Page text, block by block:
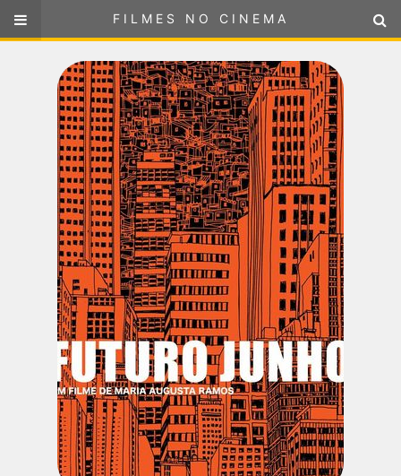
FILMES NO CINEMA
ou selecione sua localização
FILMES NO CINEMA
SELECIONE SUA LOCALIZAÇÃO
FILMES EM CARTAZ
PRÓXIMOS LANÇAMENTOS
GÊNEROS
NOTÍCIAS
PÁGINA INICIAL
FilmesNoCinema.com.br
é o maior localizador de filmes e
sessões de cinema no Brasil. Através dele, você pode
encontrar os filmes no cinema mais próximos a você ou a
qualquer cidade em território brasileiro. Você pode também
acessar informações sobre cinemas, horários, assistir aos
trailers e muito mais.